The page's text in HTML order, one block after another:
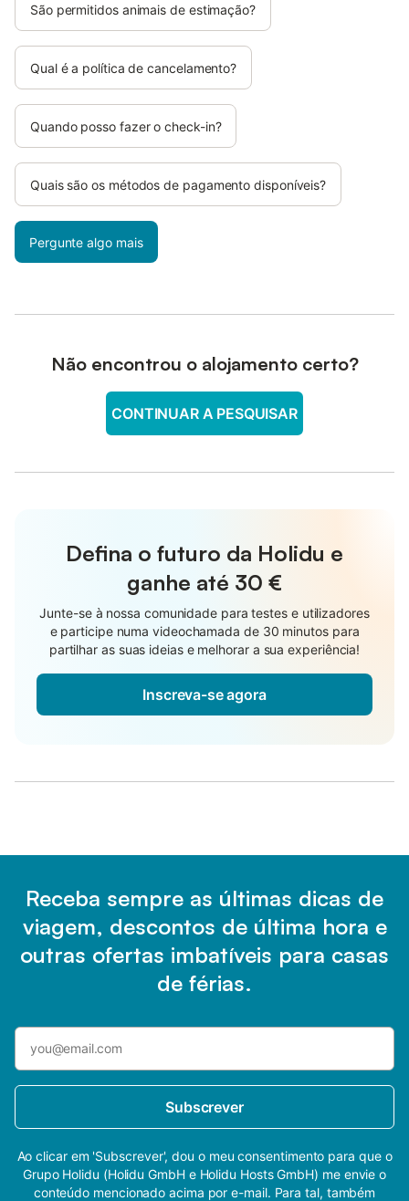
São permitidos animais de estimação?
Qual é a política de cancelamento?
Quando posso fazer o check-in?
Quais são os métodos de pagamento disponíveis?
Pergunte algo mais
Não encontrou o alojamento certo?
CONTINUAR A PESQUISAR
Defina o futuro da Holidu e
ganhe até 30 €
Junte-se à nossa comunidade para testes e utilizadores
e participe numa videochamada de 30 minutos para
partilhar as suas ideias e melhorar a sua experiência!
Inscreva-se agora
Receba sempre as últimas dicas de
viagem, descontos de última hora e
outras ofertas imbatíveis para casas
de férias.
Subscrever
Ao clicar em 'Subscrever', dou o meu consentimento para que o
Grupo Holidu (Holidu GmbH e Holidu Hosts GmbH) me envie o
conteúdo mencionado acima por e-mail. Para tal, também